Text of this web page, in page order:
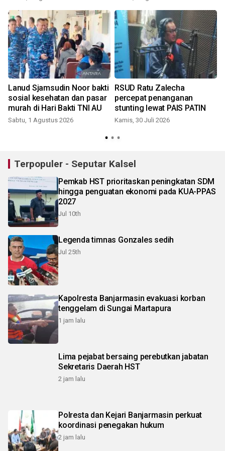
Lanud Sjamsudin Noor bakti
sosial kesehatan dan pasar
murah di Hari Bakti TNI AU
Sabtu, 1 Agustus 2026
RSUD Ratu Zalecha
percepat penanganan
stunting lewat PAIS PATIN
Kamis, 30 Juli 2026
Terpopuler - Seputar Kalsel
Pemkab HST prioritaskan peningkatan SDM
hingga penguatan ekonomi pada KUA-PPAS
2027
Jul 10th
Legenda timnas Gonzales sedih
Jul 25th
Kapolresta Banjarmasin evakuasi korban
tenggelam di Sungai Martapura
1 jam lalu
Lima pejabat bersaing perebutkan jabatan
Sekretaris Daerah HST
2 jam lalu
Polresta dan Kejari Banjarmasin perkuat
koordinasi penegakan hukum
2 jam lalu